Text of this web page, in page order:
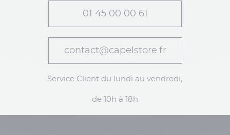
01 45 00 00 61
contact@capelstore.fr
Service Client du lundi au vendredi,
de 10h à 18h